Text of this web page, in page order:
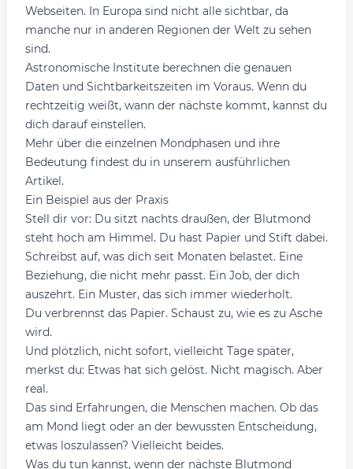
Webseiten. In Europa sind nicht alle sichtbar, da
manche nur in anderen Regionen der Welt zu sehen
sind.
Astronomische Institute berechnen die genauen
Daten und Sichtbarkeitszeiten im Voraus. Wenn du
rechtzeitig weißt, wann der nächste kommt, kannst du
dich darauf einstellen.
Mehr über die einzelnen Mondphasen und ihre
Bedeutung findest du in unserem ausführlichen
Artikel.
Ein Beispiel aus der Praxis
Stell dir vor: Du sitzt nachts draußen, der Blutmond
steht hoch am Himmel. Du hast Papier und Stift dabei.
Schreibst auf, was dich seit Monaten belastet. Eine
Beziehung, die nicht mehr passt. Ein Job, der dich
auszehrt. Ein Muster, das sich immer wiederholt.
Du verbrennst das Papier. Schaust zu, wie es zu Asche
wird.
Und plötzlich, nicht sofort, vielleicht Tage später,
merkst du: Etwas hat sich gelöst. Nicht magisch. Aber
real.
Das sind Erfahrungen, die Menschen machen. Ob das
am Mond liegt oder an der bewussten Entscheidung,
etwas loszulassen? Vielleicht beides.
Was du tun kannst, wenn der nächste Blutmond